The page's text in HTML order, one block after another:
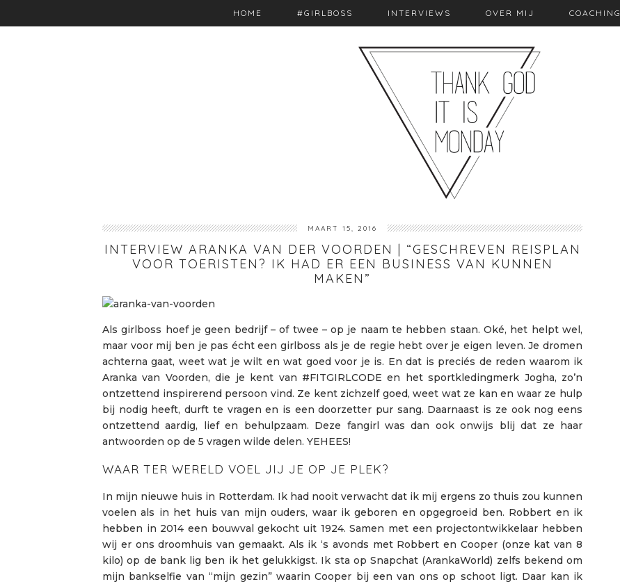
HOME #GIRLBOSS INTERVIEWS OVER MIJ COACHING
MAART 15, 2016
INTERVIEW ARANKA VAN DER VOORDEN | “GESCHREVEN REISPLAN
VOOR TOERISTEN? IK HAD ER EEN BUSINESS VAN KUNNEN
MAKEN”
Als girlboss hoef je geen bedrijf – of twee – op je naam te hebben staan. Oké, het helpt wel,
maar voor mij ben je pas écht een girlboss als je de regie hebt over je eigen leven. Je dromen
achterna gaat, weet wat je wilt en wat goed voor je is. En dat is preciés de reden waarom ik
Aranka van Voorden, die je kent van #FITGIRLCODE en het sportkledingmerk Jogha, zo’n
ontzettend inspirerend persoon vind. Ze kent zichzelf goed, weet wat ze kan en waar ze hulp
bij nodig heeft, durft te vragen en is een doorzetter pur sang. Daarnaast is ze ook nog eens
ontzettend aardig, lief en behulpzaam. Deze fangirl was dan ook onwijs blij dat ze haar
antwoorden op de 5 vragen wilde delen. YEHEES!
WAAR TER WERELD VOEL JIJ JE OP JE PLEK?
In mijn nieuwe huis in Rotterdam. Ik had nooit verwacht dat ik mij ergens zo thuis zou kunnen
voelen als in het huis van mijn ouders, waar ik geboren en opgegroeid ben. Robbert en ik
hebben in 2014 een bouwval gekocht uit 1924. Samen met een projectontwikkelaar hebben
wij er ons droomhuis van gemaakt. Als ik ‘s avonds met Robbert en Cooper (onze kat van 8
kilo) op de bank lig ben ik het gelukkigst. Ik sta op Snapchat (ArankaWorld) zelfs bekend om
mijn bankselfie van “mijn gezin” waarin Cooper bij een van ons op schoot ligt. Daar kan ik